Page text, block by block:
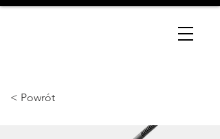
< Powrót